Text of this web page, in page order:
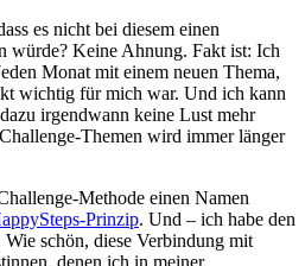
es nicht bei diesem einen
würde? Keine Ahnung. Fakt ist: Ich
Monat mit einem neuen Thema,
wichtig für mich war. Und ich kann
irgendwann keine Lust mehr
Themen wird immer länger
Methode einen Namen
Prinzip. Und – ich habe den
Wie schön, diese Verbindung mit
denen ich in meiner